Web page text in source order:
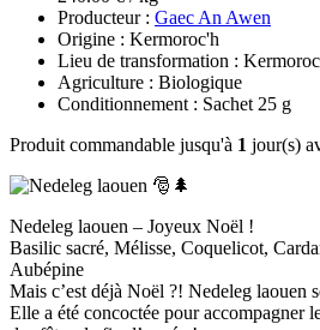
Producteur : Gaec An Awen
Origine : Kermoroc'h
Lieu de transformation :
Agriculture : Biologique
Conditionnement : Sachet 25 g
Produit commandable jusqu'à 1 jour(s)
Nedeleg laouen – Joyeux Noël !
Basilic sacré, Mélisse, Coquelicot,
Aubépine
Mais c’est déjà Noël ?! Nedeleg laouen
Elle a été concoctée pour accompagner